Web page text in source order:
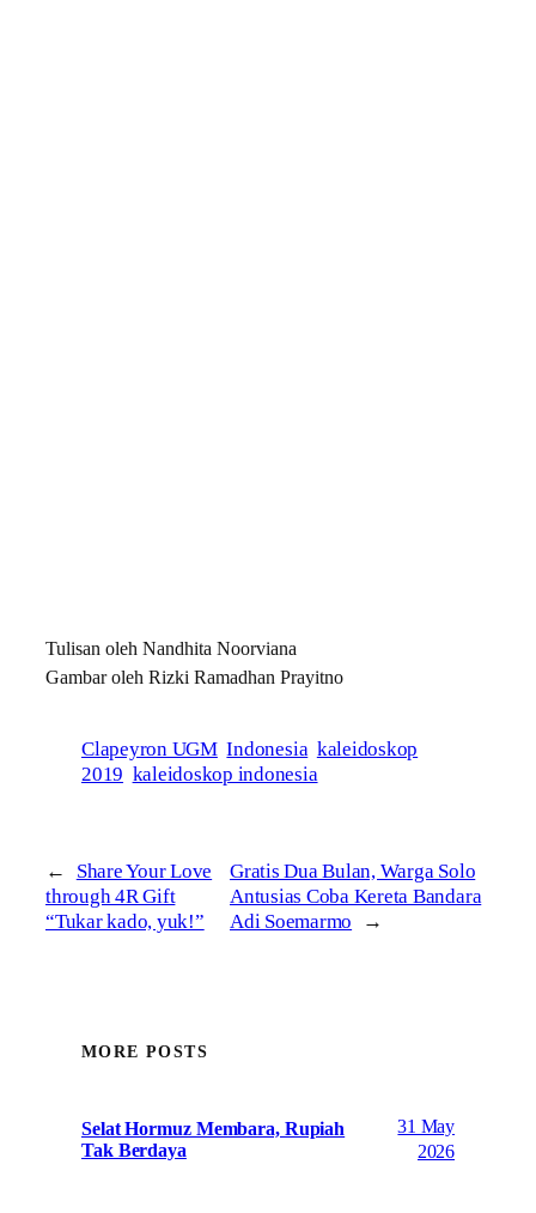
Tulisan oleh Nandhita Noorviana
Gambar oleh Rizki Ramadhan Prayitno
Clapeyron UGM Indonesia kaleidoskop
2019 kaleidoskop indonesia
←
Share Your Love
through 4R Gift
“Tukar kado, yuk!”
Gratis Dua Bulan, Warga Solo
Antusias Coba Kereta Bandara
Adi Soemarmo
→
MORE POSTS
Selat Hormuz Membara, Rupiah
Tak Berdaya
31 May
2026